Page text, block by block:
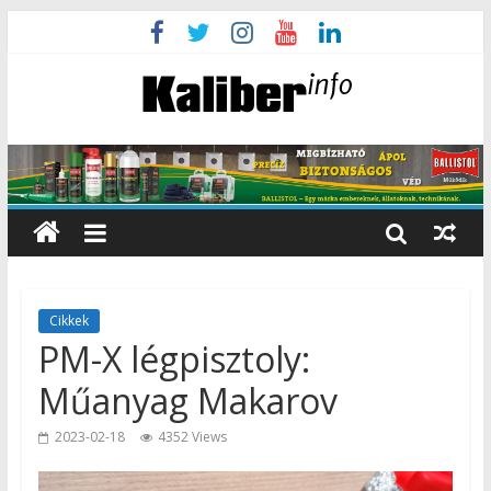
Cikkek
PM-X légpisztoly:
Műanyag Makarov
2023-02-18 4352 Views